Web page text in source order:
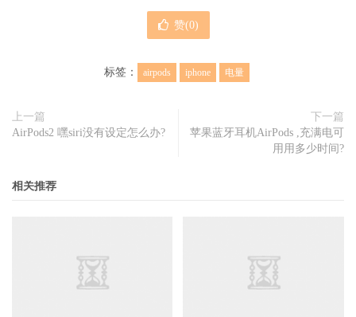
赞(0)
标签： airpods iphone 电量
上一篇
AirPods2 嘿siri没有设定怎么办?
下一篇
苹果蓝牙耳机AirPods ,充满电可
用用多少时间?
相关推荐